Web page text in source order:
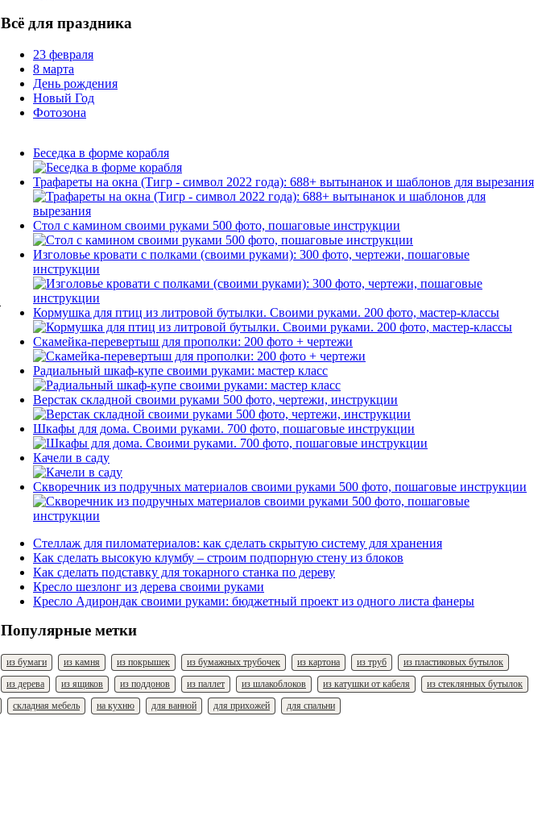
Всё для праздника
23 февраля
8 марта
День рождения
Новый Год
Фотозона
Беседка в форме корабля
Трафареты на окна (Тигр - символ 2022 года): 688+ вытынанок и шаблонов для вырезания
Стол с камином своими руками 500 фото, пошаговые инструкции
Изголовье кровати с полками (своими руками): 300 фото, чертежи, пошаговые
инструкции
Кормушка для птиц из литровой бутылки. Своими руками. 200 фото, мастер-классы
Скамейка-перевертыш для прополки: 200 фото + чертежи
Радиальный шкаф-купе своими руками: мастер класс
Верстак складной своими руками 500 фото, чертежи, инструкции
Шкафы для дома. Своими руками. 700 фото, пошаговые инструкции
Качели в саду
Скворечник из подручных материалов своими руками 500 фото, пошаговые инструкции
Стеллаж для пиломатериалов: как сделать скрытую систему для хранения
Как сделать высокую клумбу – строим подпорную стену из блоков
Как сделать подставку для токарного станка по дереву
Кресло шезлонг из дерева своими руками
Кресло Адирондак своими руками: бюджетный проект из одного листа фанеры
Популярные метки
из бумаги из камня из покрышек из бумажных трубочек из картона из труб
из пластиковых бутылок
из дерева
из ящиков из поддонов из паллет из шлакоблоков из катушки от кабеля
из стеклянных бутылок
складная мебель на кухню для ванной для прихожей для спальни